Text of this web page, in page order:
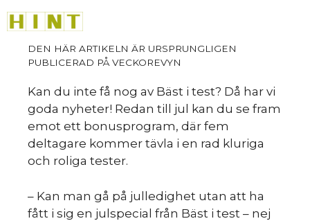
till
innehåll
Kan du inte få nog av Bäst i test? Då har vi
goda nyheter! Redan till jul kan du se fram
emot ett bonusprogram, där fem
deltagare kommer tävla i en rad kluriga
och roliga tester.
– Kan man gå på julledighet utan att ha
fått i sig en julspecial från Bäst i test – nej
HINT»